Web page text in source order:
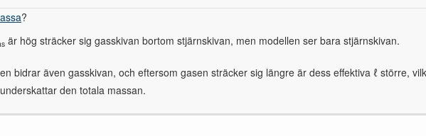
?
är hög sträcker sig gasskivan bortom stjärnskivan, men modellen ser bara stjärnskivan.
bidrar även gasskivan, och eftersom gasen sträcker sig längre är dess effektiva ℓ större,
den totala massan.